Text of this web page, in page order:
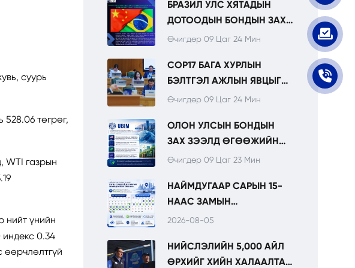
суурь
төгрөг,
WTI газрын
нийт үнийн
индекс 0.34
өөрчлөлтгүй
НЭМЭГДЭЖ БАЙНА.
БРАЗИЛ УЛС ХЯТАДЫН
ДОТООДЫН БОНДЫН ЗАХ
ЗЭЭЛД ЖИЛ БҮР ПАНДА
ТӨЛӨВЛӨЖ БАЙНА.
Өчигдөр 09 Цаг 24 Мин
COP17 БАГА ХУРЛЫН
БЭЛТГЭЛ АЖЛЫН ЯВЦЫГ
НИТХ-ЫН
ТАНИЛЦУУЛЛАА.
Өчигдөр 09 Цаг 24 Мин
ОЛОН УЛСЫН БОНДЫН
ЗАХ ЗЭЭЛД ӨГӨӨЖИЙН
ОРЧИН ХАДГАЛАГДАЖ, УРТ
САНХҮҮЖИЛТИЙН
БОЛОМЖ АНХААРЛЫН
ТӨВД БАЙНА.
Өчигдөр 09 Цаг 23 Мин
НАЙМДУГААР САРЫН 15-
НААС ЗАМЫН
ХӨДӨЛГӨӨНИЙ ТЭГШ,
ЗОХИЦУУЛАЛТ ЭХЭЛНЭ.
2026-08-05
НИЙСЛЭЛИЙН 5,000 АЙЛ
ӨРХИЙГ ХИЙН ХАЛААЛТАД